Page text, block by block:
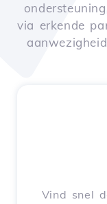
via erkende
Vind snel